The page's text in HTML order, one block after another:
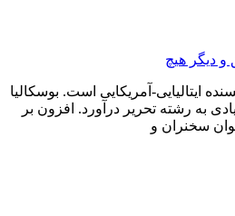
و دیگر هیچ
(1998-1924) نویسنده ایتالیایی-آمریکایی است. بوسکالیا
به رشته تحریر درآورد. افزون بر
سخنران و